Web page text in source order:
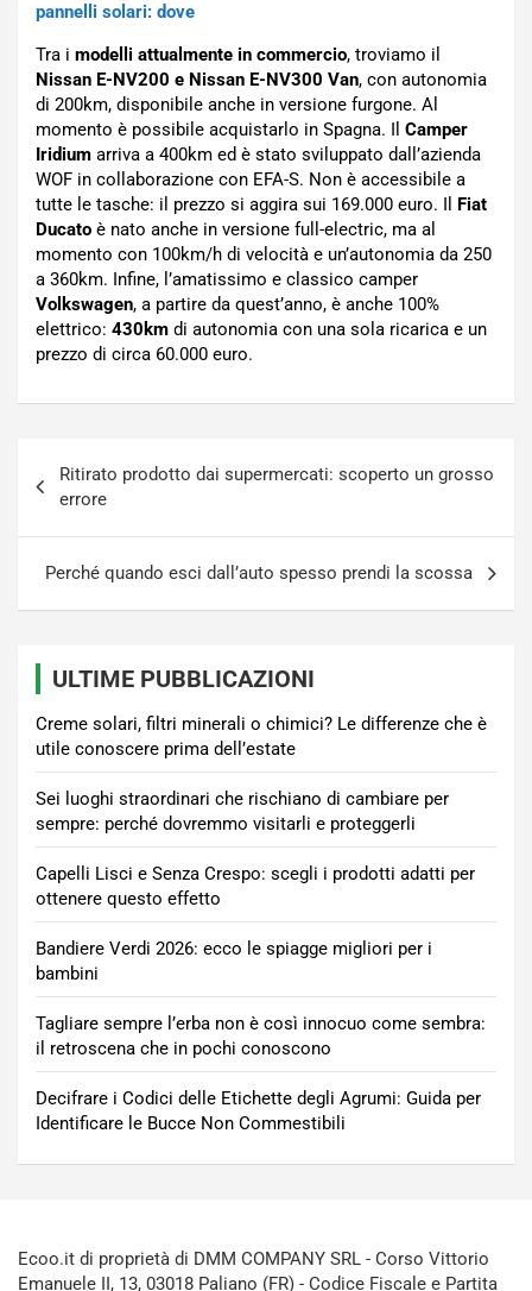
pannelli solari: dove
Tra i modelli attualmente in commercio, troviamo il
Nissan E-NV200 e Nissan E-NV300 Van, con autonomia
di 200km, disponibile anche in versione furgone. Al
momento è possibile acquistarlo in Spagna. Il Camper
Iridium arriva a 400km ed è stato sviluppato dall’azienda
WOF in collaborazione con EFA-S. Non è accessibile a
tutte le tasche: il prezzo si aggira sui 169.000 euro. Il
Fiat
Ducato è nato anche in versione full-electric, ma al
momento con 100km/h di velocità e un’autonomia da 250
a 360km. Infine, l’amatissimo e classico camper
Volkswagen, a partire da quest’anno, è anche 100%
elettrico: 430km di autonomia con una sola ricarica e un
prezzo di circa 60.000 euro.
articoli
Ritirato prodotto dai supermercati: scoperto un grosso
errore
Perché quando esci dall’auto spesso prendi la scossa
ULTIME PUBBLICAZIONI
Creme solari, filtri minerali o chimici? Le differenze che è
utile conoscere prima dell’estate
Sei luoghi straordinari che rischiano di cambiare per
sempre: perché dovremmo visitarli e proteggerli
Capelli Lisci e Senza Crespo: scegli i prodotti adatti per
ottenere questo effetto
Bandiere Verdi 2026: ecco le spiagge migliori per i
bambini
Tagliare sempre l’erba non è così innocuo come sembra:
il retroscena che in pochi conoscono
Decifrare i Codici delle Etichette degli Agrumi: Guida per
Identificare le Bucce Non Commestibili
Ecoo.it di proprietà di DMM COMPANY SRL - Corso Vittorio
Emanuele II, 13, 03018 Paliano (FR) - Codice Fiscale e Partita